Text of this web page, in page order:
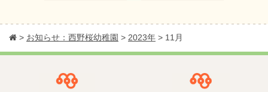
> お知らせ：西野桜幼稚園 > 2023年 > 11月